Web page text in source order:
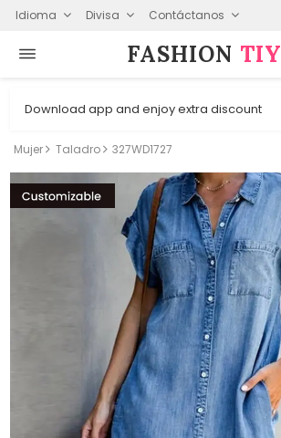
Idioma Divisa Contáctanos
FASHION⁠ TIY
Download app and enjoy extra discount
Mujer Taladro 327WD1727